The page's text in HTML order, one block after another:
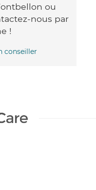
ou
nous par
!
conseiller